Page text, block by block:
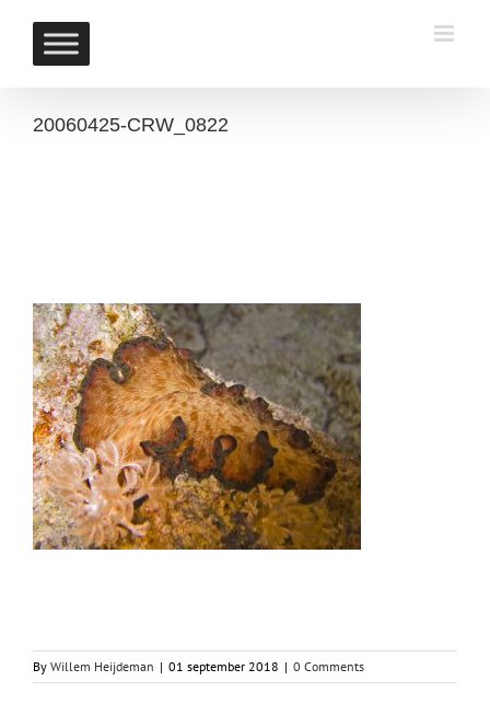
content
20060425-CRW_0822
By Willem Heijdeman | 01 september 2018 | 0 Comments